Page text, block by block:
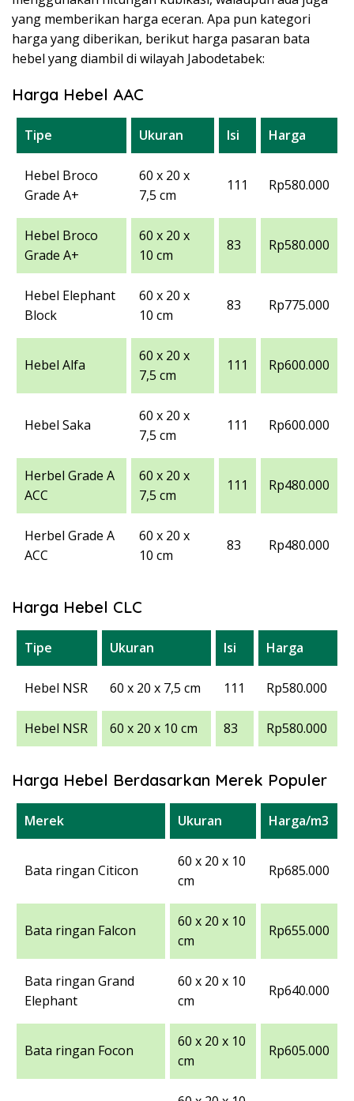
yang memberikan harga eceran. Apa pun kategori
harga yang diberikan, berikut harga pasaran bata
hebel yang diambil di wilayah Jabodetabek:
Harga Hebel AAC
Tipe Ukuran Isi Harga
Hebel Broco
Grade A+
60 x 20 x
7,5 cm
111 Rp580.000
Hebel Broco
Grade A+
60 x 20 x
10 cm
83 Rp580.000
Hebel Elephant
Block
60 x 20 x
10 cm
83 Rp775.000
Hebel Alfa
60 x 20 x
7,5 cm
111 Rp600.000
Hebel Saka
60 x 20 x
7,5 cm
111 Rp600.000
Herbel Grade A
ACC
60 x 20 x
7,5 cm
111 Rp480.000
Herbel Grade A
ACC
60 x 20 x
10 cm
83 Rp480.000
Harga Hebel CLC
Tipe Ukuran Isi Harga
Hebel NSR 60 x 20 x 7,5 cm 111 Rp580.000
Hebel NSR 60 x 20 x 10 cm 83 Rp580.000
Harga Hebel Berdasarkan Merek Populer
Merek Ukuran Harga/m3
Bata ringan Citicon
60 x 20 x 10
cm
Rp685.000
Bata ringan Falcon
60 x 20 x 10
cm
Rp655.000
Bata ringan Grand
Elephant
60 x 20 x 10
cm
Rp640.000
Bata ringan Focon
60 x 20 x 10
cm
Rp605.000